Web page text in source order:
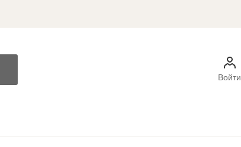
Войти